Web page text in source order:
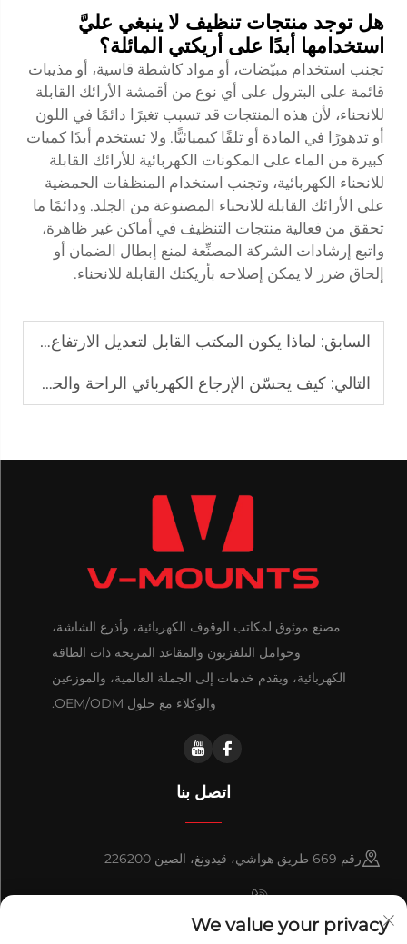
هل توجد منتجات تنظيف لا ينبغي عليَّ
استخدامها أبدًا على أريكتي المائلة؟
تجنب استخدام مبيّضات، أو مواد كاشطة قاسية، أو مذيبات
قائمة على البترول على أي نوع من أقمشة الأرائك القابلة
للانحناء، لأن هذه المنتجات قد تسبب تغيرًا دائمًا في اللون
أو تدهورًا في المادة أو تلفًا كيميائيًّا. ولا تستخدم أبدًا كميات
كبيرة من الماء على المكونات الكهربائية للأرائك القابلة
للانحناء الكهربائية، وتجنب استخدام المنظفات الحمضية
على الأرائك القابلة للانحناء المصنوعة من الجلد. ودائمًا ما
تحقق من فعالية منتجات التنظيف في أماكن غير ظاهرة،
واتبع إرشادات الشركة المصنِّعة لمنع إبطال الضمان أو
إلحاق ضرر لا يمكن إصلاحه بأريكتك القابلة للانحناء.
السابق: لماذا يكون المكتب القابل لتعديل الارتفاع أفضل من حيث الإنتاجية؟
التالي: كيف يحسّن الإرجاع الكهربائي الراحة والحركة؟
مصنع موثوق لمكاتب الوقوف الكهربائية، وأذرع الشاشة،
وحوامل التلفزيون والمقاعد المريحة ذات الطاقة
الكهربائية، ويقدم خدمات إلى الجملة العالمية، والموزعين
والوكلاء مع حلول OEM/ODM.
اتصل بنا
رقم 669 طريق هواشي، قيدونغ، الصين 226200
+86-18921656832
+86 15250055262
We value your privacy